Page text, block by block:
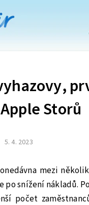
Storů
5. 4. 2023
mezi
po snížení nákladů.
počet